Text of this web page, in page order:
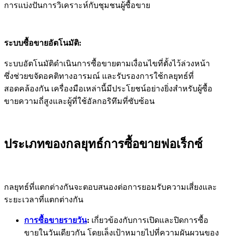
การแบ่งปันการวิเคราะห์กับชุมชนผู้ซื้อขาย
ระบบซื้อขายอัตโนมัติ:
ระบบอัตโนมัติดำเนินการซื้อขายตามเงื่อนไขที่ตั้งไว้ล่วงหน้า
ซึ่งช่วยขจัดอคติทางอารมณ์ และรับรองการใช้กลยุทธ์ที่
สอดคล้องกัน เครื่องมือเหล่านี้มีประโยชน์อย่างยิ่งสำหรับผู้ซื้อ
ขายความถี่สูงและผู้ที่ใช้อัลกอริทึมที่ซับซ้อน
ประเภทของกลยุทธ์การซื้อขายฟอเร็กซ์
กลยุทธ์ที่แตกต่างกันจะตอบสนองต่อการยอมรับความเสี่ยงและ
ระยะเวลาที่แตกต่างกัน
การซื้อขายรายวัน: เกี่ยวข้องกับการเปิดและปิดการซื้อ
ขายในวันเดียวกัน โดยเล็งเป้าหมายไปที่ความผันผวนของ